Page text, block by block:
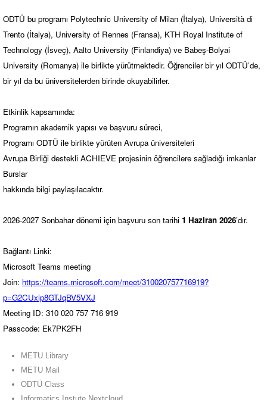
ODTÜ bu programı Polytechnic University of Milan (İtalya), Università di
Trento (İtalya), University of Rennes (Fransa), KTH Royal Institute of
Technology (İsveç), Aalto University (Finlandiya) ve Babeş-Bolyai
University (Romanya) ile birlikte yürütmektedir. Öğrenciler bir yıl ODTÜ’de,
bir yıl da bu üniversitelerden birinde okuyabilirler.
Etkinlik kapsamında:
Programın akademik yapısı ve başvuru süreci,
Programı ODTÜ ile birlikte yürüten Avrupa üniversiteleri
Avrupa Birliği destekli ACHIEVE projesinin öğrencilere sağladığı imkanlar
Burslar
hakkında bilgi paylaşılacaktır.
2026-2027 Sonbahar dönemi için başvuru son tarihi 1 Haziran 2026’dır.
Bağlantı Linki:
Microsoft Teams meeting
Join: https://teams.microsoft.com/meet/310020757716919?
p=G2CUxip8GTJqBV5VXJ
Meeting ID: 310 020 757 716 919
Passcode: Ek7PK2FH
METU Library
METU Mail
ODTÜ Class